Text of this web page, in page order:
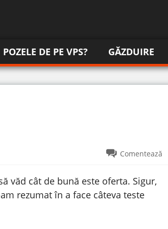
DE PE VPS? GĂZDUIRE
Comentează
văd cât de bună este oferta. Sigur,
rezumat în a face câteva teste